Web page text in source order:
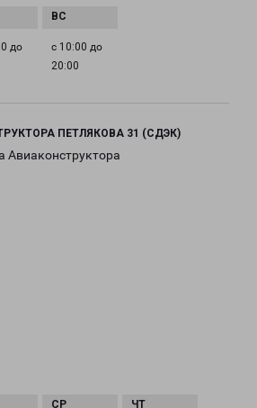
до
с 10:00 до
20:00
ПЕТЛЯКОВА 31 (СДЭК)
Авиаконструктора